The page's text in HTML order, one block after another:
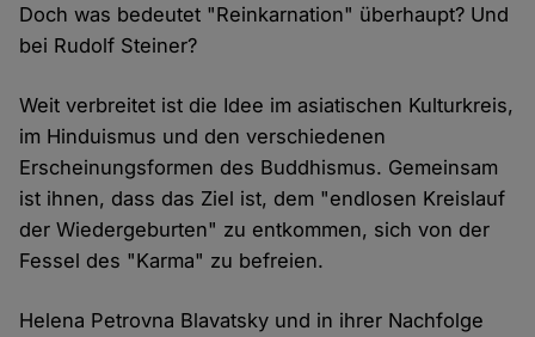
Doch was bedeutet "Reinkarnation" überhaupt? Und
bei Rudolf Steiner?
Weit verbreitet ist die Idee im asiatischen Kulturkreis,
im Hinduismus und den verschiedenen
Erscheinungsformen des Buddhismus. Gemeinsam
ist ihnen, dass das Ziel ist, dem "endlosen Kreislauf
der Wiedergeburten" zu entkommen, sich von der
Fessel des "Karma" zu befreien.
Helena Petrovna Blavatsky und in ihrer Nachfolge